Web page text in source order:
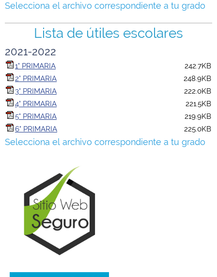
Selecciona el archivo correspondiente a tu grado
Lista de útiles escolares
2021-2022
1° PRIMARIA
242.7KB
2° PRIMARIA
248.9KB
3° PRIMARIA
222.0KB
4° PRIMARIA
221.5KB
5° PRIMARIA
219.9KB
6° PRIMARIA
225.0KB
Selecciona el archivo correspondiente a tu grado